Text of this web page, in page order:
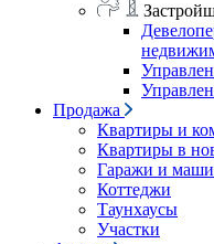
Продажа
Квартиры и
Квартиры в
Гаражи и
Коттеджи
Таунхаусы
Участки